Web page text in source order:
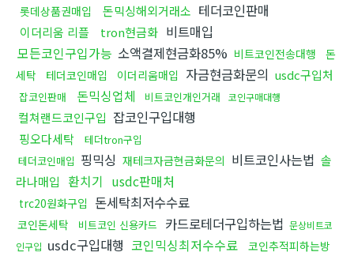
롯데상품권매입 돈믹싱해외거래소 테더코인판매
이더리움 리플 tron현금화 비트매입
모든코인구입가능 소액결제현금화85% 비트코인전송대행
돈
세탁
테더코인매입 이더리움매입 자금현금화문의 usdc구입처
잡코인판매 돈믹싱업체 비트코인개인거래 코인구매대행
컬쳐랜드코인구입 잡코인구입대행
핑오다세탁
테더tron구입
테더코인매입 핑믹싱 재테크자금현금화문의 비트코인사는법 솔
라나매입
환치기 usdc판매처
trc20원화구입 돈세탁최저수수료
코인돈세탁 비트코인 신용카드 카드로테더구입하는법 문상비트코
인구입 usdc구입대행 코인믹싱최저수수료
코인추적피하는방